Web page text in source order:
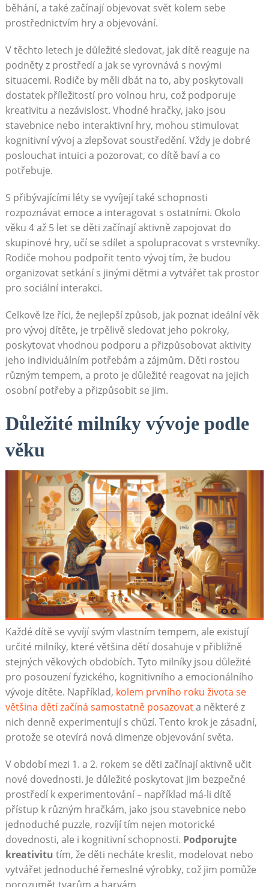
běhání, a také začínají objevovat svět kolem sebe
prostřednictvím hry a objevování.
V těchto letech je důležité sledovat, jak dítě reaguje na
podněty z prostředí a jak se vyrovnává s novými
situacemi. Rodiče by měli dbát na to, aby poskytovali
dostatek příležitostí pro volnou hru, což podporuje
kreativitu a nezávislost. Vhodné hračky, jako jsou
stavebnice nebo interaktivní hry, mohou stimulovat
kognitivní vývoj a zlepšovat soustředění. Vždy je dobré
poslouchat intuici a pozorovat, co dítě baví a co
potřebuje.
S přibývajícími léty se vyvíjejí také schopnosti
rozpoznávat emoce a interagovat s ostatními. Okolo
věku 4 až 5 let se děti začínají aktivně zapojovat do
skupinové hry, učí se sdílet a spolupracovat s vrstevníky.
Rodiče mohou podpořit tento vývoj tím, že budou
organizovat setkání s jinými dětmi a vytvářet tak prostor
pro sociální interakci.
Celkově lze říci, že nejlepší způsob, jak poznat ideální věk
pro vývoj dítěte, je trpělivě sledovat jeho pokroky,
poskytovat vhodnou podporu a přizpůsobovat aktivity
jeho individuálním potřebám a zájmům. Děti rostou
různým tempem, a proto je důležité reagovat na jejich
osobní potřeby a přizpůsobit se jim.
Důležité milníky vývoje podle
věku
Každé dítě se vyvíjí svým vlastním tempem, ale existují
určité milníky, které většina dětí dosahuje v přibližně
stejných věkových obdobích. Tyto milníky jsou důležité
pro posouzení fyzického, kognitivního a emocionálního
vývoje dítěte. Například, kolem prvního roku života se
většina dětí začíná samostatně posazovata některé z
nich denně experimentují s chůzí. Tento krok je zásadní,
protože se otevírá nová dimenze objevování světa.
V období mezi 1. a 2. rokem se děti začínají aktivně učit
nové dovednosti. Je důležité poskytovat jim bezpečné
prostředí k experimentování – například má-li dítě
přístup k různým hračkám, jako jsou stavebnice nebo
jednoduché puzzle, rozvíjí tím nejen motorické
dovednosti, ale i kognitivní schopnosti. Podporujte
kreativitu tím, že děti necháte kreslit, modelovat nebo
vytvářet jednoduché řemeslné výrobky, což jim pomůže